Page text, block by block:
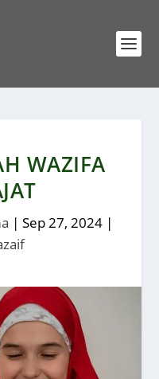
WAZIFA
| Sep 27, 2024 |